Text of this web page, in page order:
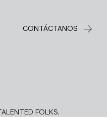
CONTÁCTANOS
FOLKS.